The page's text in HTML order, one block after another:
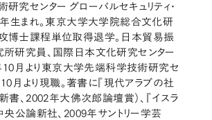
究センター グローバルセキュリティ・
まれ。東京大学大学院総合文化研
博士課程単位取得退学。日本貿易振
研究員、国際日本文化研究センター
10月より東京大学先端科学技術研究セ
月より現職。著書に『現代アラブの社
書、2002年大佛次郎論壇賞）、『イスラ
央公論新社、2009年サントリー学芸